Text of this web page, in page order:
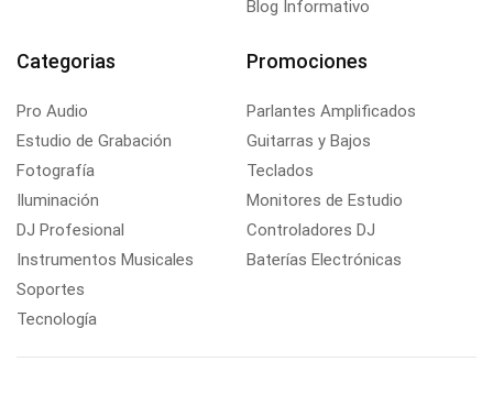
Blog Informativo
Categorias
Pro Audio
Estudio de Grabación
Fotografía
Iluminación
DJ Profesional
Instrumentos Musicales
Soportes
Tecnología
Promociones
Parlantes Amplificados
Guitarras y Bajos
Teclados
Monitores de Estudio
Controladores DJ
Baterías Electrónicas